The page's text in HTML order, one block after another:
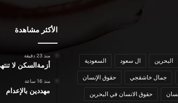
البحرين ال سعود السعودية
جمال خاشقجي حقوق الإنسان
حقوق الانسان في البحرين
الأكثر مشاهدة
منذ 23 دقيقة
أزمةالسكن لا
منذ 16 ساعة
مهددين بالإعدام